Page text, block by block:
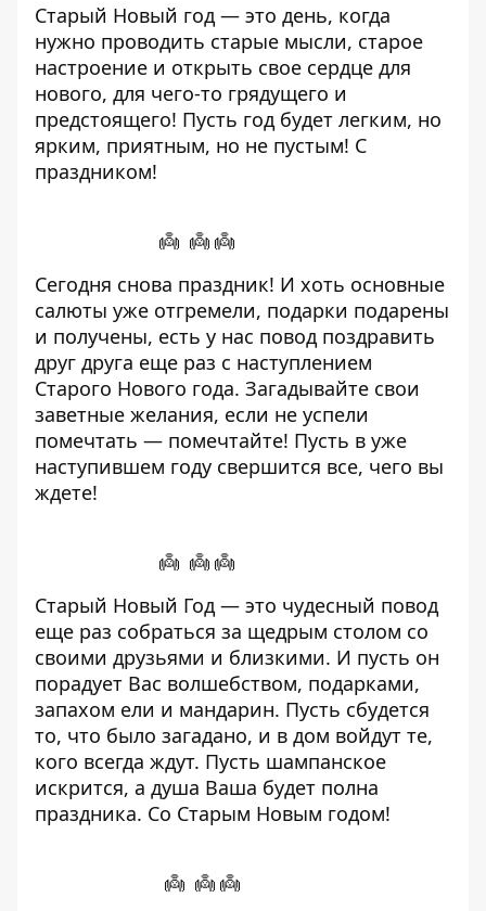
Старый Новый год — это день, когда
нужно проводить старые мысли, старое
настроение и открыть свое сердце для
нового, для чего-то грядущего и
предстоящего! Пусть год будет легким, но
ярким, приятным, но не пустым! С
праздником!
👼 👼 👼
Сегодня снова праздник! И хоть основные
салюты уже отгремели, подарки подарены
и получены, есть у нас повод поздравить
друг друга еще раз с наступлением
Старого Нового года. Загадывайте свои
заветные желания, если не успели
помечтать — помечтайте! Пусть в уже
наступившем году свершится все, чего вы
ждете!
👼 👼 👼
Старый Новый Год — это чудесный повод
еще раз собраться за щедрым столом со
своими друзьями и близкими. И пусть он
порадует Вас волшебством, подарками,
запахом ели и мандарин. Пусть сбудется
то, что было загадано, и в дом войдут те,
кого всегда ждут. Пусть шампанское
искрится, а душа Ваша будет полна
праздника. Со Старым Новым годом!
👼 👼 👼